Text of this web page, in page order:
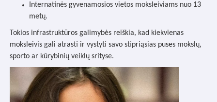
Internatinės gyvenamosios vietos moksleiviams nuo 13
metų.
Tokios infrastruktūros galimybės reiškia, kad kiekvienas
moksleivis gali atrasti ir vystyti savo stipriąsias puses mokslų,
sporto ar kūrybinių veiklų srityse.